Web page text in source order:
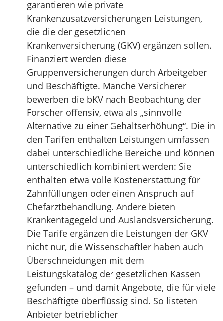
garantieren wie private
Krankenzusatzversicherungen Leistungen,
die die der gesetzlichen
Krankenversicherung (GKV) ergänzen sollen.
Finanziert werden diese
Gruppenversicherungen durch Arbeitgeber
und Beschäftigte. Manche Versicherer
bewerben die bKV nach Beobachtung der
Forscher offensiv, etwa als „sinnvolle
Alternative zu einer Gehaltserhöhung“. Die in
den Tarifen enthalten Leistungen umfassen
dabei unterschiedliche Bereiche und können
unterschiedlich kombiniert werden: Sie
enthalten etwa volle Kostenerstattung für
Zahnfüllungen oder einen Anspruch auf
Chefarztbehandlung. Andere bieten
Krankentagegeld und Auslandsversicherung.
Die Tarife ergänzen die Leistungen der GKV
nicht nur, die Wissenschaftler haben auch
Überschneidungen mit dem
Leistungskatalog der gesetzlichen Kassen
gefunden – und damit Angebote, die für viele
Beschäftigte überflüssig sind. So listeten
Anbieter betrieblicher